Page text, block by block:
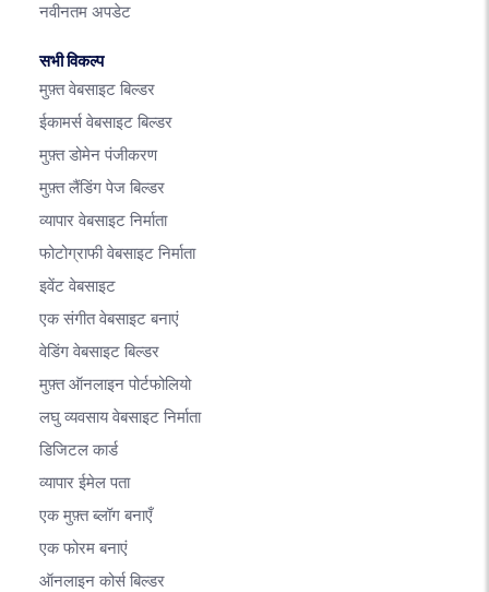
नवीनतम अपडेट
सभी विकल्प
मुफ़्त वेबसाइट बिल्डर
ईकामर्स वेबसाइट बिल्डर
मुफ़्त डोमेन पंजीकरण
मुफ़्त लैंडिंग पेज बिल्डर
व्यापार वेबसाइट निर्माता
फोटोग्राफी वेबसाइट निर्माता
इवेंट वेबसाइट
एक संगीत वेबसाइट बनाएं
वेडिंग वेबसाइट बिल्डर
मुफ़्त ऑनलाइन पोर्टफोलियो
लघु व्यवसाय वेबसाइट निर्माता
डिजिटल कार्ड
व्यापार ईमेल पता
एक मुफ़्त ब्लॉग बनाएँ
एक फोरम बनाएं
ऑनलाइन कोर्स बिल्डर